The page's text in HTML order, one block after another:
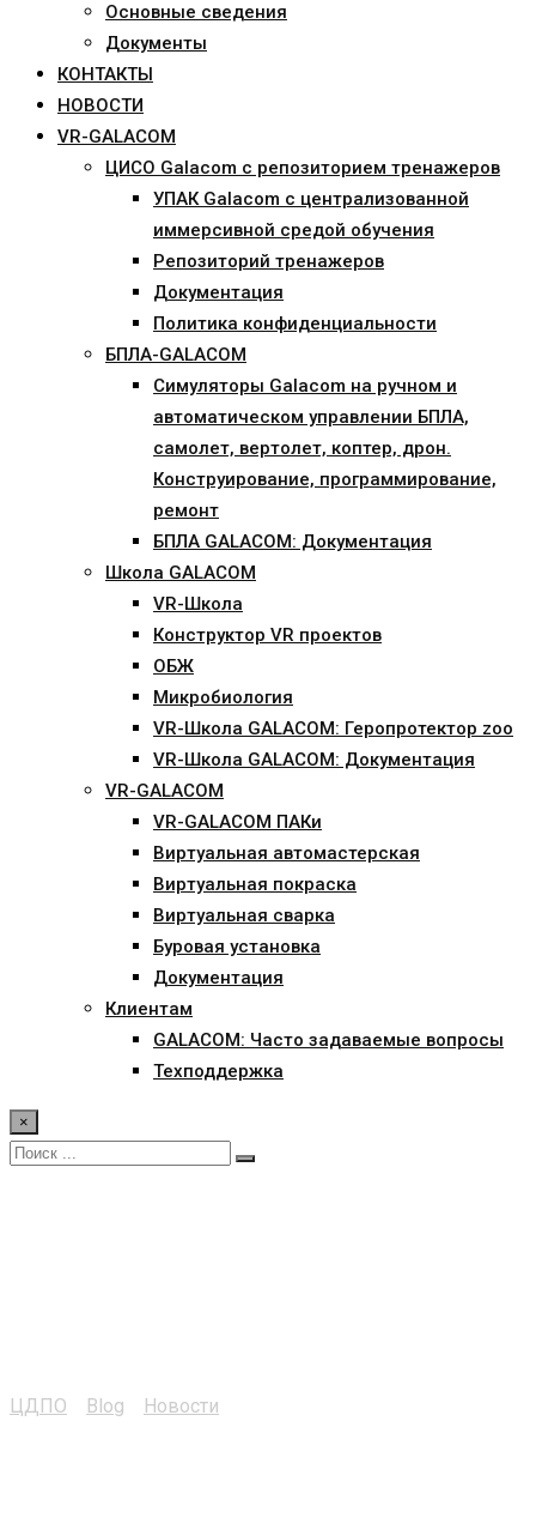
Основные сведения
Документы
КОНТАКТЫ
НОВОСТИ
VR-GALACOM
ЦИСО Galacom с репозиторием тренажеров
УПАК Galacom с централизованной
иммерсивной средой обучения
Репозиторий тренажеров
Документация
Политика конфиденциальности
БПЛА-GALACOM
Симуляторы Galacom на ручном и
автоматическом управлении БПЛА,
самолет, вертолет, коптер, дрон.
Конструирование, программирование,
ремонт
БПЛА GALACOM: Документация
Школа GALACOM
VR-Школа
Конструктор VR проектов
ОБЖ
Микробиология
VR-Школа GALACOM: Геропротектор zoo
VR-Школа GALACOM: Документация
VR-GALACOM
VR-GALACOM ПАКи
Виртуальная автомастерская
Виртуальная покраска
Виртуальная сварка
Буровая установка
Документация
Клиентам
GALACOM: Часто задаваемые вопросы
Техподдержка
×
ЦДПО Blog Новости